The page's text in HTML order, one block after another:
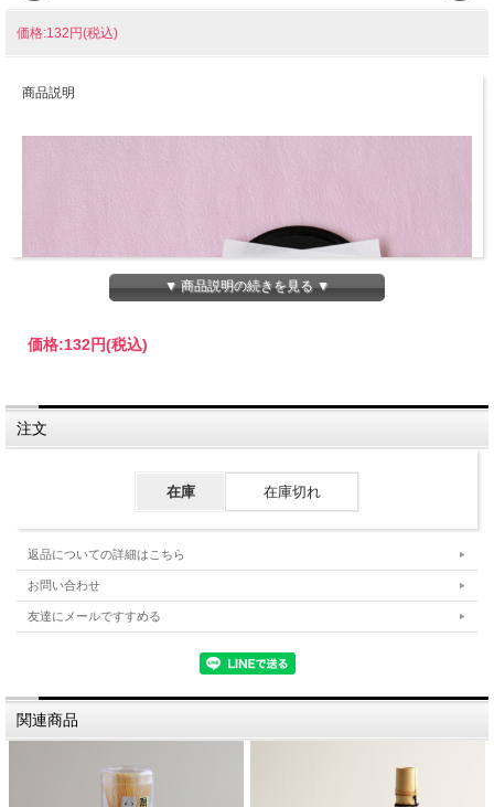
価格:132円(税込)
商品説明
懐紙は、お茶席で使う場合、お菓子をとってのせたり、汚れたも
のを拭いたり、また懐石で用いたりします。
正式には真っ白なものを用いますが、季節の絵の入ったものや透
かし模様のものなど、好みのものをその場に応じて使うのもよい
でしょう。
男性用と女性用では大きさが異なり、男性用の方が大きいものを
▼ 商品説明の続きを見る ▼
価格:132円(税込)
注文
在庫 在庫切れ
返品についての詳細はこちら
お問い合わせ
友達にメールですすめる
関連商品